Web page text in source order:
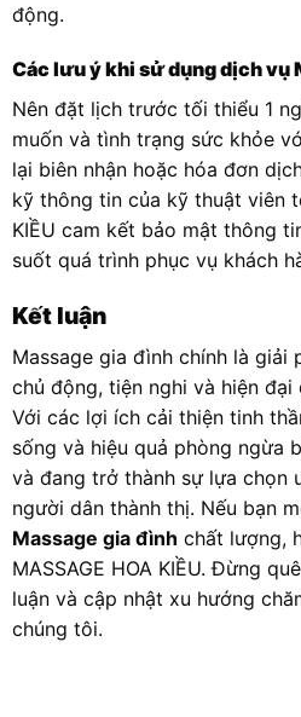
động.
Các lưu ý khi sử dụng dịch vụ
Nên đặt lịch trước tối thiểu 1
muốn và tình trạng sức khỏe
lại biên nhận hoặc hóa đơn
kỹ thông tin của kỹ thuật viên
KIỀU cam kết bảo mật thông
suốt quá trình phục vụ khách
Kết luận
Massage gia đình chính là giải
chủ động, tiện nghi và hiện
Với các lợi ích cải thiện tinh
sống và hiệu quả phòng ngừa
và đang trở thành sự lựa chọn
người dân thành thị. Nếu bạn
Massage gia đình chất lượng,
MASSAGE HOA KIỀU. Đừng
luận và cập nhật xu hướng
chúng tôi.